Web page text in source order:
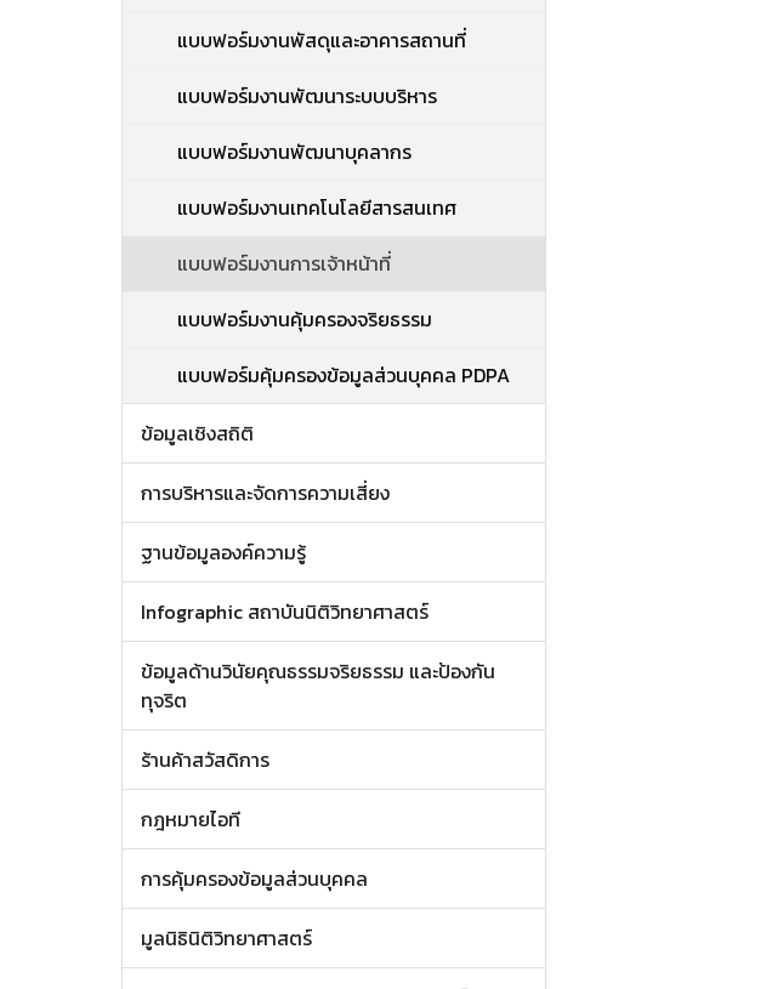
แบบฟอร์มงานพัสดุและอาคารสถานที่
แบบฟอร์มงานพัฒนาระบบบริหาร
แบบฟอร์มงานพัฒนาบุคลากร
แบบฟอร์มงานเทคโนโลยีสารสนเทศ
แบบฟอร์มงานการเจ้าหน้าที่
แบบฟอร์มงานคุ้มครองจริยธรรม
แบบฟอร์มคุ้มครองข้อมูลส่วนบุคคล PDPA
ข้อมูลเชิงสถิติ
การบริหารและจัดการความเสี่ยง
ฐานข้อมูลองค์ความรู้
Infographic สถาบันนิติวิทยาศาสตร์
ข้อมูลด้านวินัยคุณธรรมจริยธรรม และป้องกัน
ทุจริต
ร้านค้าสวัสดิการ
กฎหมายไอที
การคุ้มครองข้อมูลส่วนบุคคล
มูลนิธินิติวิทยาศาสตร์